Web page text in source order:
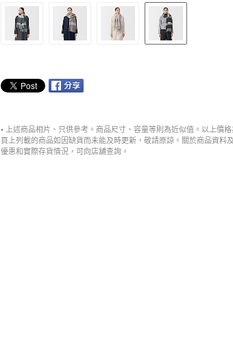
• 上述商品相片、只供參考。商品尺寸、容量等則為近似值。以上價
頁上列載的商品如因缺貨而未能及時更新，敬請原諒。關於商品資料
優惠和實際存貨情況，可向店舖查詢。